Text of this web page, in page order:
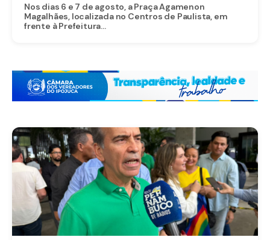
Nos dias 6 e 7 de agosto, a Praça Agamenon
Magalhães, localizada no Centros de Paulista, em
frente à Prefeitura...